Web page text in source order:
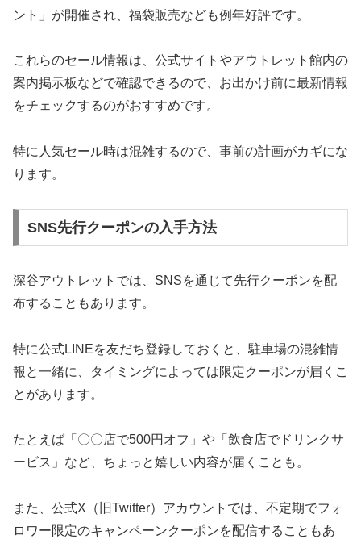
ント」が開催され、福袋販売なども例年好評です。
これらのセール情報は、公式サイトやアウトレット館内の
案内掲示板などで確認できるので、お出かけ前に最新情報
をチェックするのがおすすめです。
特に人気セール時は混雑するので、事前の計画がカギにな
ります。
SNS先行クーポンの入手方法
深谷アウトレットでは、SNSを通じて先行クーポンを配
布することもあります。
特に公式LINEを友だち登録しておくと、駐車場の混雑情
報と一緒に、タイミングによっては限定クーポンが届くこ
とがあります。
たとえば「〇〇店で500円オフ」や「飲食店でドリンクサ
ービス」など、ちょっと嬉しい内容が届くことも。
また、公式X（旧Twitter）アカウントでは、不定期でフォ
ロワー限定のキャンペーンクーポンを配信することもあ